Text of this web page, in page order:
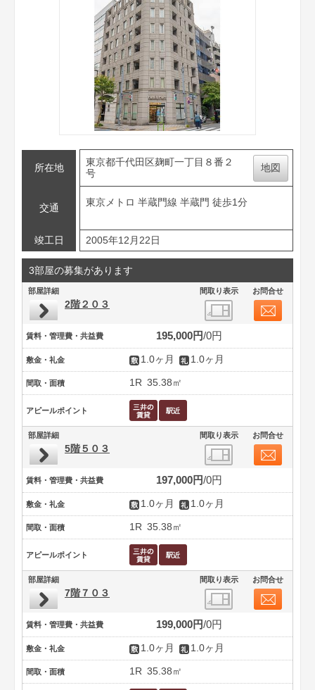
所在地
東京都千代田区麹町一丁目８番２
号
地図
交通
東京メトロ 半蔵門線 半蔵門 徒歩1分
竣工日 2005年12月22日
3部屋の募集があります
部屋詳細 間取り表示 お問合せ
2階２０３
賃料・管理費・共益費 195,000円 0円
敷金・礼金 1.0ヶ月 1.0ヶ月
間取・面積 1R 35.38㎡
アピールポイント
部屋詳細 間取り表示 お問合せ
5階５０３
賃料・管理費・共益費 197,000円 0円
敷金・礼金 1.0ヶ月 1.0ヶ月
間取・面積 1R 35.38㎡
アピールポイント
部屋詳細 間取り表示 お問合せ
7階７０３
賃料・管理費・共益費 199,000円 0円
敷金・礼金 1.0ヶ月 1.0ヶ月
間取・面積 1R 35.38㎡